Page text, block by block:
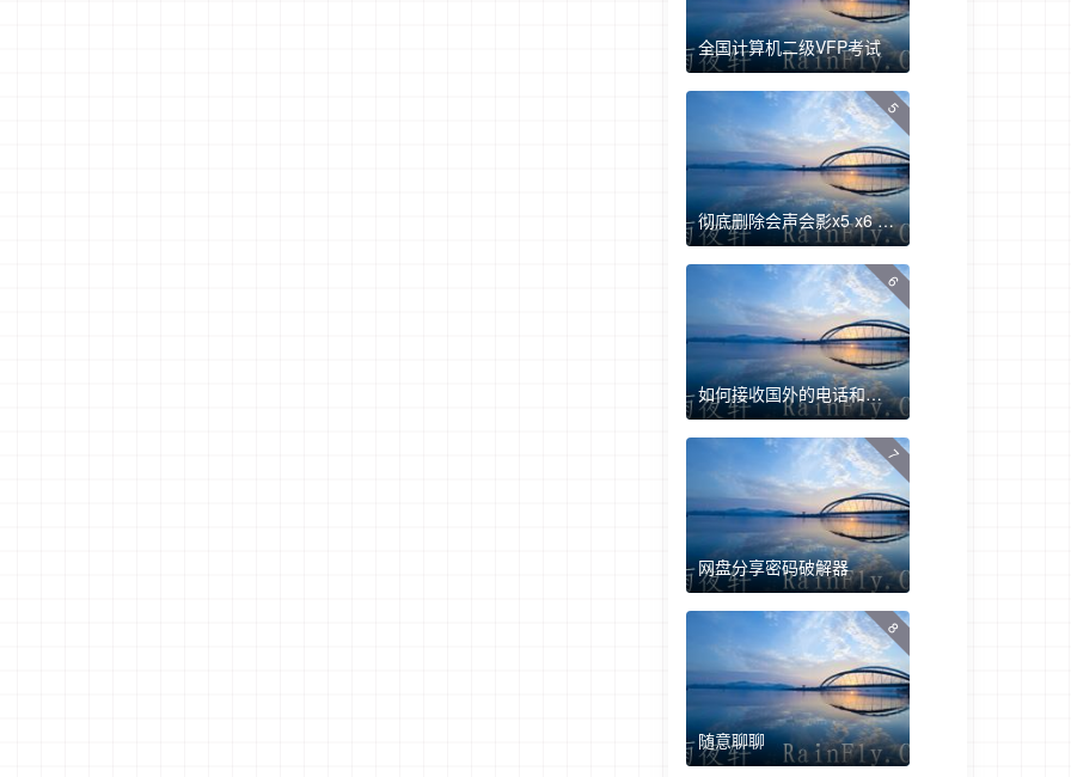
全国计算机二级VFP考试
5
彻底删除会声会影x5 x6 x7 x9方法+删除工具
6
如何接收国外的电话和短信验证
7
网盘分享密码破解器
8
随意聊聊